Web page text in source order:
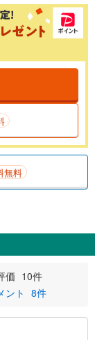
無料
価 10件
ント 8件